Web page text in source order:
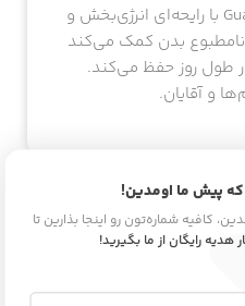
مام رول اینتسا مدل Guarana با رایحه‌ای انرژی‌بخش و
بدن کمک می‌کند
طول روز حفظ می‌کند.
و آقایان.
Intesa
پیش ما اومدین!
کافیه شماره‌تون رو اینجا بذارین تا
هدیه رایگان از ما بگیرید!